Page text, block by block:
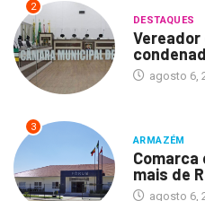
2
DESTAQUES
agosto 6,
3
ARMAZÉM
Comarca
mais de
agosto 6,